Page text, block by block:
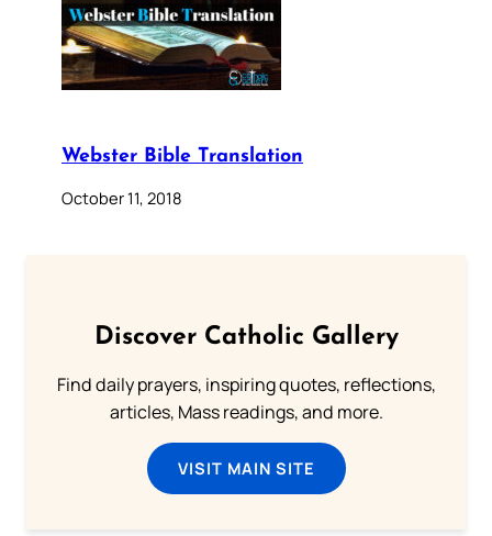
Webster Bible Translation
October 11, 2018
Discover Catholic Gallery
Find daily prayers, inspiring quotes, reflections,
articles, Mass readings, and more.
VISIT MAIN SITE